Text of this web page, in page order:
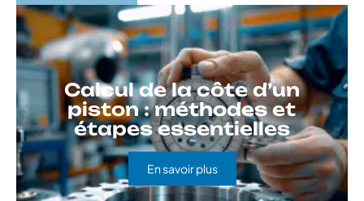
Calcul de la côte d’un
piston : méthodes et
étapes essentielles
En savoir plus